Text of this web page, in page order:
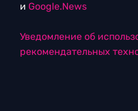
и Google.News
Уведомление об
рекомендательных